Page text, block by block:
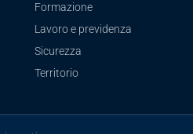
Formazione
Lavoro e previdenza
Sicurezza
Territorio